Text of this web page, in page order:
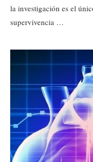
la investigación es el
supervivencia …